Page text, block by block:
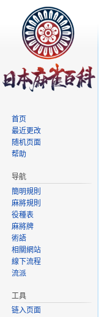
首页
最近更改
随机页面
帮助
导航
簡明規則
麻將規則
役種表
麻將牌
術語
相關網站
線下流程
流派
工具
链入页面